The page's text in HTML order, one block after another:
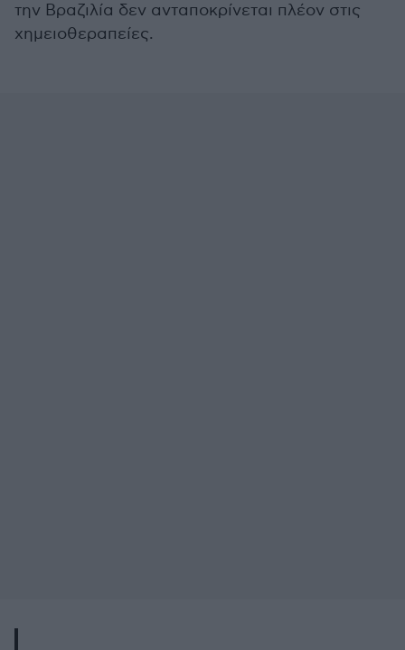
την Βραζιλία δεν ανταποκρίνεται πλέον στις
χημειοθεραπείες.